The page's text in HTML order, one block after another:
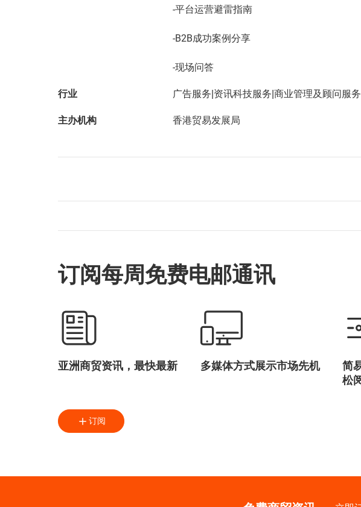
-平台运营避雷指南
-B2B成功案例分享
-现场问答
行业 广告服务|资讯科技服务|商业管理及顾问服务
主办机构 香港贸易发展局
订阅每周免费电邮通讯
亚洲商贸资讯，最快最新 多媒体方式展示市场先机
简
松
订阅